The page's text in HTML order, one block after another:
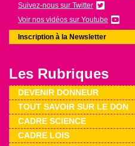
Suivez-nous sur Twitter
Voir nos vidéos sur Youtube
Inscription à la Newsletter
Les Rubriques
DEVENIR DONNEUR
TOUT SAVOIR SUR LE DON
CADRE SCIENCE
CADRE LOIS